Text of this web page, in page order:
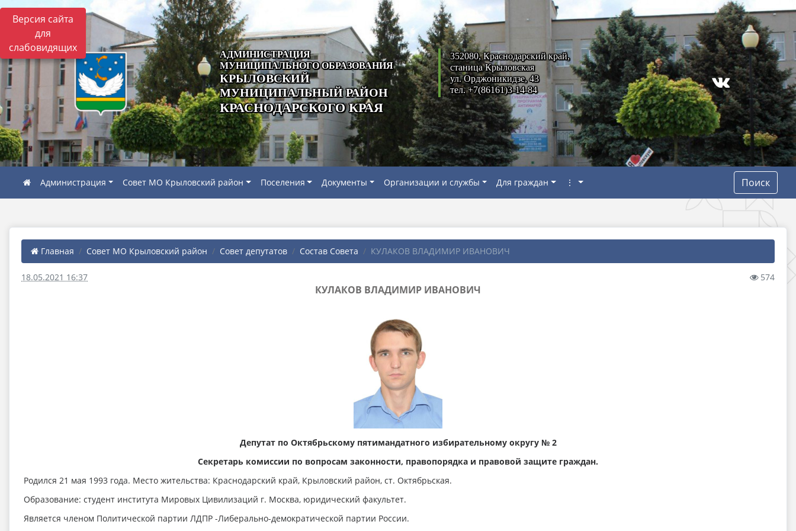
Версия сайта
для
слабовидящих
АДМИНИСТРАЦИЯ
МУНИЦИПАЛЬНОГО ОБРАЗОВАНИЯ
КРЫЛОВСКИЙ
МУНИЦИПАЛЬНЫЙ РАЙОН
КРАСНОДАРСКОГО КРАЯ
352080, Краснодарский край,
станица Крыловская
ул. Орджоникидзе, 43
тел. +7(86161)3-14-84
Администрация Совет МО Крыловский район Поселения Документы Организации и службы Для граждан ⋮ Поиск
Главная Совет МО Крыловский район Совет депутатов Состав Совета КУЛАКОВ ВЛАДИМИР ИВАНОВИЧ
18.05.2021 16:37 574
КУЛАКОВ ВЛАДИМИР ИВАНОВИЧ
Депутат по Октябрьскому пятимандатного избирательному округу № 2
Секретарь комиссии по вопросам законности, правопорядка и правовой защите граждан.
Родился 21 мая 1993 года. Место жительства: Краснодарский край, Крыловский район, ст. Октябрьская.
Образование: студент института Мировых Цивилизаций г. Москва, юридический факультет.
Является членом Политической партии ЛДПР -Либерально-демократической партии России.